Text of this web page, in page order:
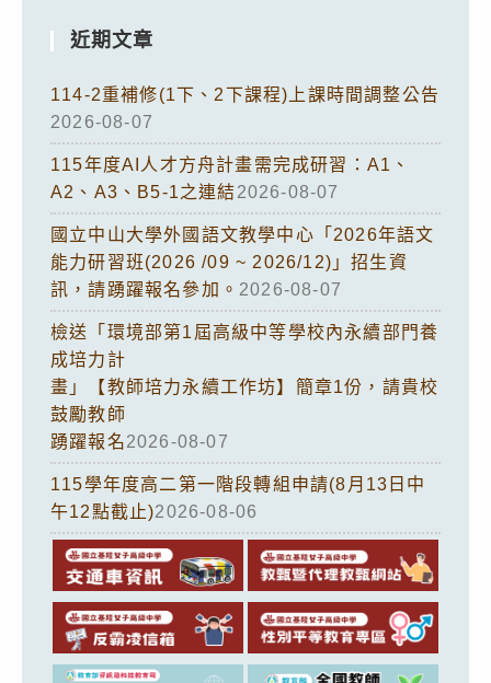
近期文章
114-2重補修(1下、2下課程)上課時間調整公告
2026-08-07
115年度AI人才方舟計畫需完成研習：A1、
A2、A3、B5-1之連結2026-08-07
國立中山大學外國語文教學中心「2026年語文
能力研習班(2026 /09 ~ 2026/12)」招生資
訊，請踴躍報名參加。 2026-08-07
檢送「環境部第1屆高級中等學校內永續部門養
成培力計
畫」【教師培力永續工作坊】簡章1份，請貴校
鼓勵教師
踴躍報名2026-08-07
115學年度高二第一階段轉組申請(8月13日中
午12點截止)2026-08-06